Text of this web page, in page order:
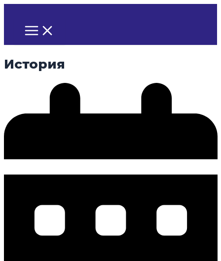
содержимому
Main
Menu
История